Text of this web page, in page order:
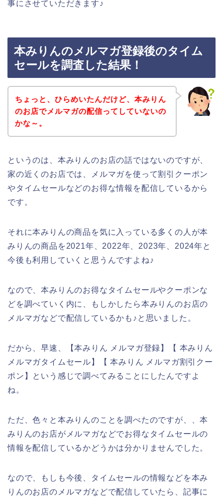
事にさせていただきます♪
本みりんのメルマガ登録後のタイム
セールを調査した結果！
ちょっと、ひらめいたんだけど、本みりん
のお店でメルマガの配信ってしていないの
かな～。
というのは、本みりんのお店の話ではないのですが、
家の近くのお店では、メルマガを使って割引クーポン
やタイムセールなどのお得な情報を配信しているから
です。
それに本みりんの商品を気に入っている多くの人が本
みりんの商品を2021年、2022年、2023年、2024年と
今後も利用していくと思うんですよね♪
なので、本みりんのお得なタイムセールやクーポンな
どを調べていく内に、もしかしたら本みりんのお店の
メルマガなどで配信しているかも♪と思いました。
だから、早速、【本みりん メルマガ登録】【 本みりん
メルマガタイムセール】【 本みりん メルマガ割引クー
ポン】という感じで調べてみることにしたんですよ
ね。
ただ、色々と本みりんのことを調べたのですが、、本
みりんのお店がメルマガなどでお得なタイムセールの
情報を配信しているかどうかは分かりませんでした。
なので、もしも今後、タイムセールの情報などを本み
りんのお店のメルマガなどで配信していたら、記事に